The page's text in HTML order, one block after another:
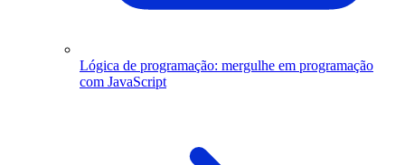
Lógica de programação: mergulhe em programação
com JavaScript